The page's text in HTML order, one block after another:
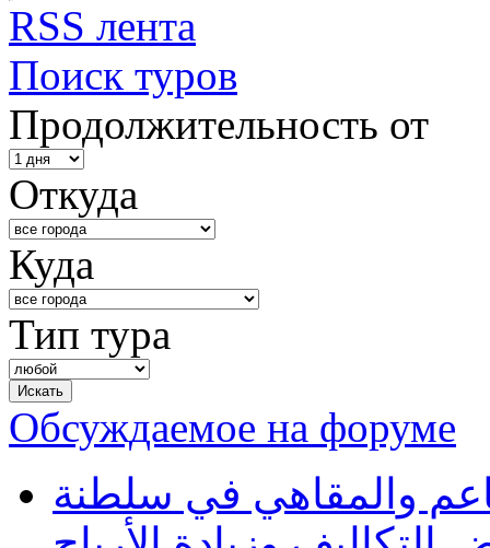
RSS лента
Поиск туров
Продолжительность от
Откуда
Куда
Тип тура
Обсуждаемое на форуме
والمقاهي في سلطنة